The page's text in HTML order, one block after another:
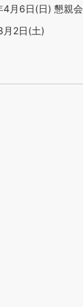
月6日(日) 懇親会
2日(土)